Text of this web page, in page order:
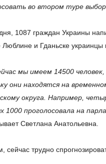
во втором туре
1087 граждан Украины
Люблине и Гданьске украинцы
мы имеем 14500
они находятся на
округа. Например,
1000 проголосовала на
Светлана Анатольевна.
сейчас трудно